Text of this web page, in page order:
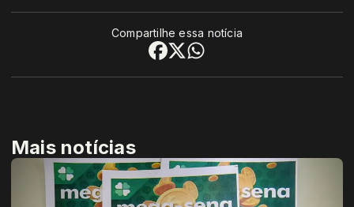
Compartilhe essa notícia
Mais notícias